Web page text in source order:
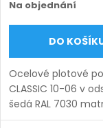
Na objednání
DO
Ocelové plotové
CLASSIC 10-06 v
šedá RAL 7030
Bezúdržbová ocel